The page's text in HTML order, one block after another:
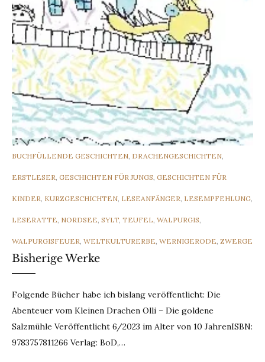
CATEGORIES
BUCHFÜLLENDE GESCHICHTEN, DRACHENGESCHICHTEN,
ERSTLESER, GESCHICHTEN FÜR JUNGS, GESCHICHTEN FÜR
KINDER, KURZGESCHICHTEN, LESEANFÄNGER, LESEMPFEHLUNG,
LESERATTE, NORDSEE, SYLT, TEUFEL, WALPURGIS,
WALPURGISFEUER, WELTKULTURERBE, WERNIGERODE, ZWERGE
Bisherige Werke
Folgende Bücher habe ich bislang veröffentlicht: Die
Abenteuer vom Kleinen Drachen Olli – Die goldene
Salzmühle Veröffentlicht 6/2023 im Alter von 10 JahrenISBN:
9783757811266 Verlag: BoD,…